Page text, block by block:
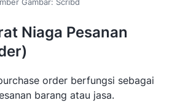
Niaga Pesanan
order berfungsi sebagai
barang atau jasa.